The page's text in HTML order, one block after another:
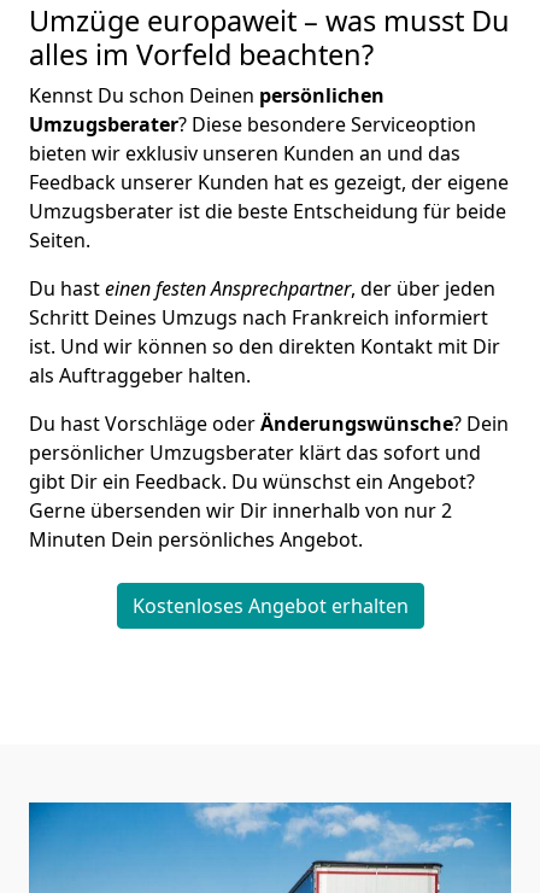
Umzüge europaweit – was musst Du
alles im Vorfeld beachten?
Kennst Du schon Deinen persönlichen
Umzugsberater? Diese besondere Serviceoption
bieten wir exklusiv unseren Kunden an und das
Feedback unserer Kunden hat es gezeigt, der eigene
Umzugsberater ist die beste Entscheidung für beide
Seiten.
Du hasteinen festen Ansprechpartner, der über jeden
Schritt Deines Umzugs nach Frankreich informiert
ist. Und wir können so den direkten Kontakt mit Dir
als Auftraggeber halten.
Du hast Vorschläge oderÄnderungswünsche? Dein
persönlicher Umzugsberater klärt das sofort und
gibt Dir ein Feedback. Du wünschst ein Angebot?
Gerne übersenden wir Dir innerhalb von nur2
Minuten Dein persönliches Angebot.
Kostenloses Angebot erhalten